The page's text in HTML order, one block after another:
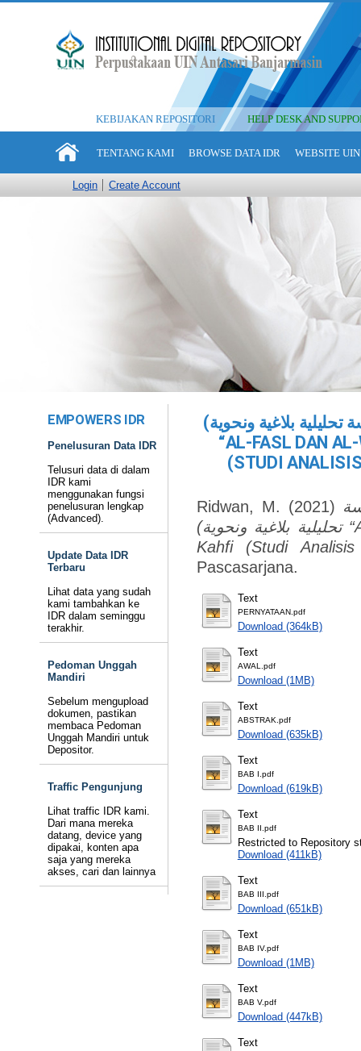
KEBIJAKAN REPOSITORI HELP DESK AND
TENTANG KAMI BROWSE DATA IDR WEBSITE
Login Create Account
EMPOWERS IDR
Penelusuran Data IDR
Telusuri data di dalam
IDR kami
menggunakan fungsi
penelusuran lengkap
(Advanced).
Update Data IDR
Terbaru
Lihat data yang sudah
kami tambahkan ke
IDR dalam seminggu
terakhir.
Pedoman Unggah
Mandiri
Sebelum mengupload
dokumen, pastikan
membaca Pedoman
Unggah Mandiri untuk
Depositor.
Traffic Pengunjung
Lihat traffic IDR kami.
Dari mana mereka
datang, device yang
dipakai, konten apa
saja yang mereka
akses, cari dan lainnya
بلاغية ونحوية)
“AL-FASL DAN
(STUDI
Ridwan, M. (2021)
تحليلية بلاغية ونحوية) “Al-Fasl dan Al-Wasl dalam Surah Al-
Kahfi (Studi
Pascasarjana.
Text
PERNYATAAN.pdf
Download (364kB)
Text
AWAL.pdf
Download (1MB)
Text
ABSTRAK.pdf
Download (635kB)
Text
BAB I.pdf
Download (619kB)
Text
BAB II.pdf
Restricted to Repository
Download (411kB)
Text
BAB III.pdf
Download (651kB)
Text
BAB IV.pdf
Download (1MB)
Text
BAB V.pdf
Download (447kB)
Text